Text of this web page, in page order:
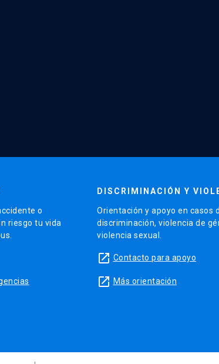
o
riesgo tu vida
DISCRIMINACIÓN Y
Orientación y apoyo en casos
discriminación, violencia de
violencia sexual.
launch Contacto para apoyo
launch Más orientación